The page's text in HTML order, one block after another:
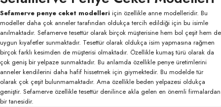
Sefamerve penye ceket modelleri için özellikle anne modelleridir. Bu
modeller daha çok anneler tarafından oldukça tercih edildiği için bu isimle
anılmaktadır. Sefamerve tesettür olarak birçok müşterisine hem bol çeşit hem de
uygun kıyafetler sunmaktadır. Tesettür olarak oldukça isim yapmasına rağmen
birçok farklı kesimden de müşterisi olmaktadır. Özellikle kumaş türü olarak da
çok geniş bir yelpaze sunmaktadır. Bu anlamda özellikle penye üretimlerini
anneler kendilerini daha hafif hissetmek için giymektedir. Bu modelde tür
olarak çok çeşit bulunmamaktadır. Ama özellikle beden yelpazesi oldukça
geniştir. Sefamerve özellikle tesettür denilince akla gelen en önemli firmalardan
bir tanesidir.